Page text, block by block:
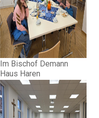
Im Bischof Demann
Haus Haren